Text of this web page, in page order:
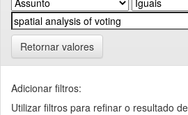
Retornar valores
Adicionar filtros:
Utilizar filtros para refinar o resultado